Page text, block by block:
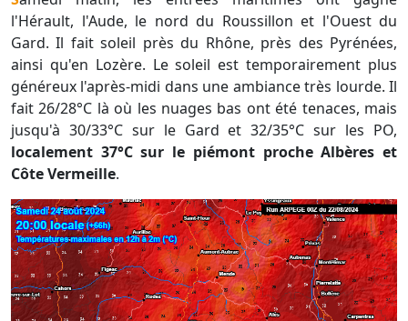
l'Hérault, l'Aude, le nord du Roussillon et l'Ouest du
Gard. Il fait soleil près du Rhône, près des Pyrénées,
ainsi qu'en Lozère. Le soleil est temporairement plus
généreux l'après-midi dans une ambiance très lourde. Il
fait 26/28°C là où les nuages bas ont été tenaces, mais
jusqu'à 30/33°C sur le Gard et 32/35°C sur les PO,
localement 37°C sur le piémont proche Albères et
Côte Vermeille.